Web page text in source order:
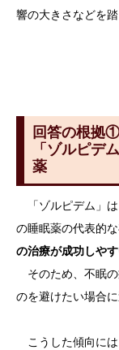
響の大きさなどを
回答の根拠
「ゾルピデ
薬
「ゾルピデム」は
の睡眠薬の代表的
の治療が成功しや
そのため、不眠の
のを避けたい場合
こうした傾向には